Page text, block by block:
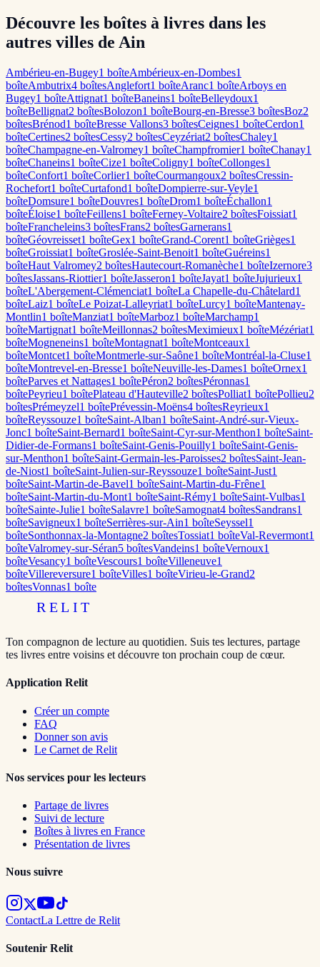
Découvre les boîtes à livres dans les
autres villes de Ain
Ambérieu-en-Bugey1 boîteAmbérieux-en-Dombes1
boîteAmbutrix4 boîtesAnglefort1 boîteAranc1 boîteArboys en
Bugey1 boîteAttignat1 boîteBaneins1 boîteBelleydoux1
boîteBellignat2 boîtesBolozon1 boîteBourg-en-Bresse3 boîtesBoz2
boîtesBrénod1 boîteBresse Vallons3 boîtesCeignes1 boîteCerdon1
boîteCertines2 boîtesCessy2 boîtesCeyzériat2 boîtesChaley1
boîteChampagne-en-Valromey1 boîteChampfromier1 boîteChanay1
boîteChaneins1 boîteCize1 boîteColigny1 boîteCollonges1
boîteConfort1 boîteCorlier1 boîteCourmangoux2 boîtesCressin-
Rochefort1 boîteCurtafond1 boîteDompierre-sur-Veyle1
boîteDomsure1 boîteDouvres1 boîteDrom1 boîteÉchallon1
boîteÉloise1 boîteFeillens1 boîteFerney-Voltaire2 boîtesFoissiat1
boîteFrancheleins3 boîtesFrans2 boîtesGarnerans1
boîteGéovreisset1 boîteGex1 boîteGrand-Corent1 boîteGrièges1
boîteGroissiat1 boîteGroslée-Saint-Benoit1 boîteGuéreins1
boîteHaut Valromey2 boîtesHautecourt-Romanèche1 boîteIzernore3
boîtesJassans-Riottier1 boîteJasseron1 boîteJayat1 boîteJujurieux1
boîteL'Abergement-Clémenciat1 boîteLa Chapelle-du-Châtelard1
boîteLaiz1 boîteLe Poizat-Lalleyriat1 boîteLurcy1 boîteMantenay-
Montlin1 boîteManziat1 boîteMarboz1 boîteMarchamp1
boîteMartignat1 boîteMeillonnas2 boîtesMeximieux1 boîteMézériat1
boîteMogneneins1 boîteMontagnat1 boîteMontceaux1
boîteMontcet1 boîteMontmerle-sur-Saône1 boîteMontréal-la-Cluse1
boîteMontrevel-en-Bresse1 boîteNeuville-les-Dames1 boîteOrnex1
boîteParves et Nattages1 boîtePéron2 boîtesPéronnas1
boîtePeyrieu1 boîtePlateau d'Hauteville2 boîtesPolliat1 boîtePollieu2
boîtesPrémeyzel1 boîtePrévessin-Moëns4 boîtesReyrieux1
boîteReyssouze1 boîteSaint-Alban1 boîteSaint-André-sur-Vieux-
Jonc1 boîteSaint-Bernard1 boîteSaint-Cyr-sur-Menthon1 boîteSaint-
Didier-de-Formans1 boîteSaint-Genis-Pouilly1 boîteSaint-Genis-
sur-Menthon1 boîteSaint-Germain-les-Paroisses2 boîtesSaint-Jean-
de-Niost1 boîteSaint-Julien-sur-Reyssouze1 boîteSaint-Just1
boîteSaint-Martin-de-Bavel1 boîteSaint-Martin-du-Frêne1
boîteSaint-Martin-du-Mont1 boîteSaint-Rémy1 boîteSaint-Vulbas1
boîteSainte-Julie1 boîteSalavre1 boîteSamognat4 boîtesSandrans1
boîteSavigneux1 boîteSerrières-sur-Ain1 boîteSeyssel1
boîteSonthonnax-la-Montagne2 boîtesTossiat1 boîteVal-Revermont1
boîteValromey-sur-Séran5 boîtesVandeins1 boîteVernoux1
boîteVesancy1 boîteVescours1 boîteVilleneuve1
boîteVillereversure1 boîteVilles1 boîteVirieu-le-Grand2
boîtesVonnas1 boîte
RELIT
Ton compagnon de lecture au quotidien. Suis tes lectures, partage
tes livres entre voisins et découvre ton prochain coup de cœur.
Application Relit
Créer un compte
FAQ
Donner son avis
Le Carnet de Relit
Nos services pour les lecteurs
Partage de livres
Suivi de lecture
Boîtes à livres en France
Présentation de livres
Nous suivre
ContactLa Lettre de Relit
Soutenir Relit